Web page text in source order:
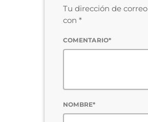
Tu dirección de
con *
COMENTARIO*
NOMBRE*